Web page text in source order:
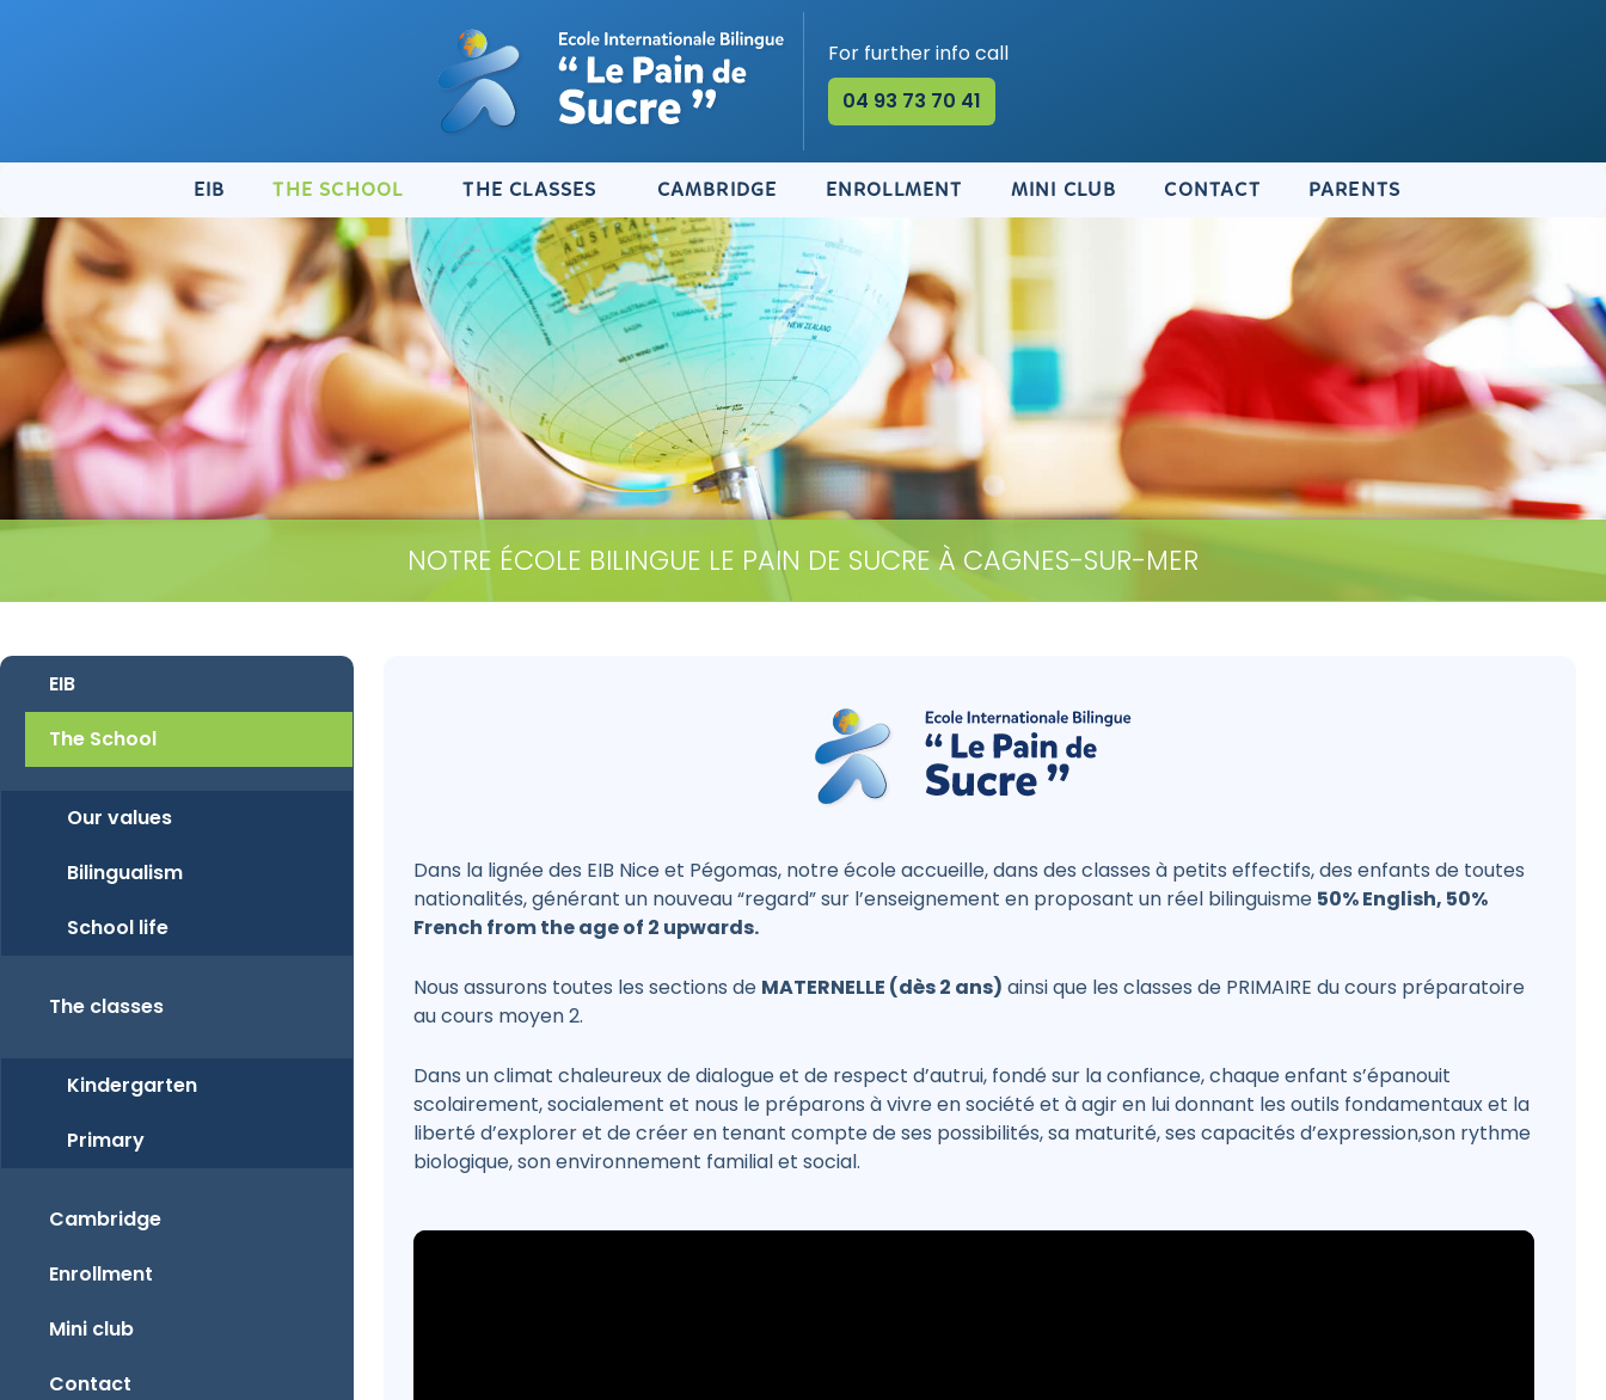
For further info call
04 93 73 70 41
EIB THE SCHOOL THE CLASSES CAMBRIDGE ENROLLMENT MINI CLUB CONTACT PARENTS
NOTRE ÉCOLE BILINGUE LE PAIN DE SUCRE À CAGNES-SUR-MER
EIB
The School
Our values
Bilingualism
School life
The classes
Kindergarten
Primary
Cambridge
Enrollment
Mini club
Contact
Dans la lignée des EIB Nice et Pégomas, notre école accueille, dans des classes à petits effectifs, des enfants de toutes
nationalités, générant un nouveau “regard” sur l’enseignement en proposant un réel bilinguisme 50% English, 50%
French from the age of 2 upwards.
Nous assurons toutes les sections de MATERNELLE (dès 2 ans) ainsi que les classes de PRIMAIRE du cours préparatoire
au cours moyen 2.
Dans un climat chaleureux de dialogue et de respect d’autrui, fondé sur la confiance, chaque enfant s’épanouit
scolairement, socialement et nous le préparons à vivre en société et à agir en lui donnant les outils fondamentaux et la
liberté d’explorer et de créer en tenant compte de ses possibilités, sa maturité, ses capacités d’expression,son rythme
biologique, son environnement familial et social.